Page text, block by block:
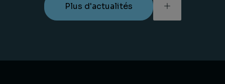
Plus d'actualités